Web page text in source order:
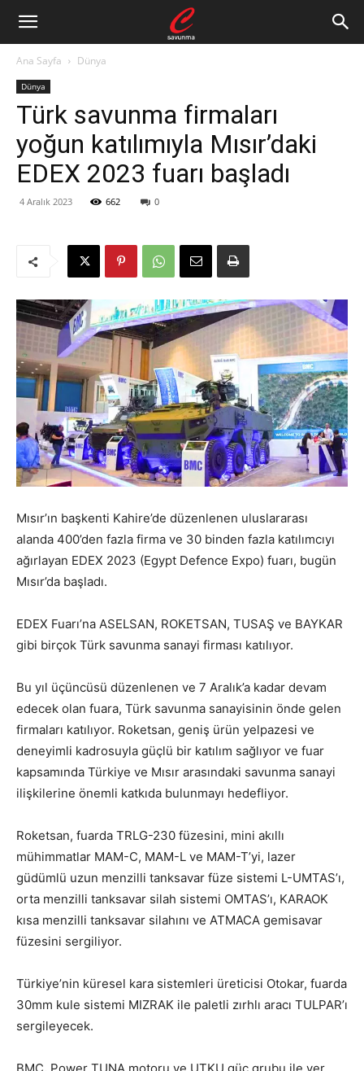
Ana Sayfa Dünya
Dünya
Türk savunma firmaları
yoğun katılımıyla Mısır’daki
EDEX 2023 fuarı başladı
4 Aralık 2023 662 0
Mısır’ın başkenti Kahire’de düzenlenen uluslararası
alanda 400’den fazla firma ve 30 binden fazla katılımcıyı
ağırlayan EDEX 2023 (Egypt Defence Expo) fuarı, bugün
Mısır’da başladı.
EDEX Fuarı’na ASELSAN, ROKETSAN, TUSAŞ ve BAYKAR
gibi birçok Türk savunma sanayi firması katılıyor.
Bu yıl üçüncüsü düzenlenen ve 7 Aralık’a kadar devam
edecek olan fuara, Türk savunma sanayisinin önde gelen
firmaları katılıyor. Roketsan, geniş ürün yelpazesi ve
deneyimli kadrosuyla güçlü bir katılım sağlıyor ve fuar
kapsamında Türkiye ve Mısır arasındaki savunma sanayi
ilişkilerine önemli katkıda bulunmayı hedefliyor.
Roketsan, fuarda TRLG-230 füzesini, mini akıllı
mühimmatlar MAM-C, MAM-L ve MAM-T’yi, lazer
güdümlü uzun menzilli tanksavar füze sistemi L-UMTAS’ı,
orta menzilli tanksavar silah sistemi OMTAS’ı, KARAOK
kısa menzilli tanksavar silahını ve ATMACA gemisavar
füzesini sergiliyor.
Türkiye’nin küresel kara sistemleri üreticisi Otokar, fuarda
30mm kule sistemi MIZRAK ile paletli zırhlı aracı TULPAR’ı
sergileyecek.
BMC, Power TUNA motoru ve UTKU güç grubu ile yer